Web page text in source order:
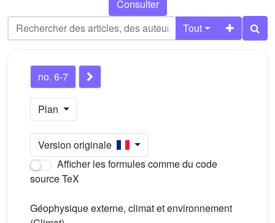
Consulter
Tout
no. 6-7
Plan
Version originale
Afficher les formules comme du code
source TeX
Géophysique externe, climat et environnement